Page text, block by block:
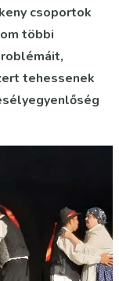
csoportok
többi
tehessenek